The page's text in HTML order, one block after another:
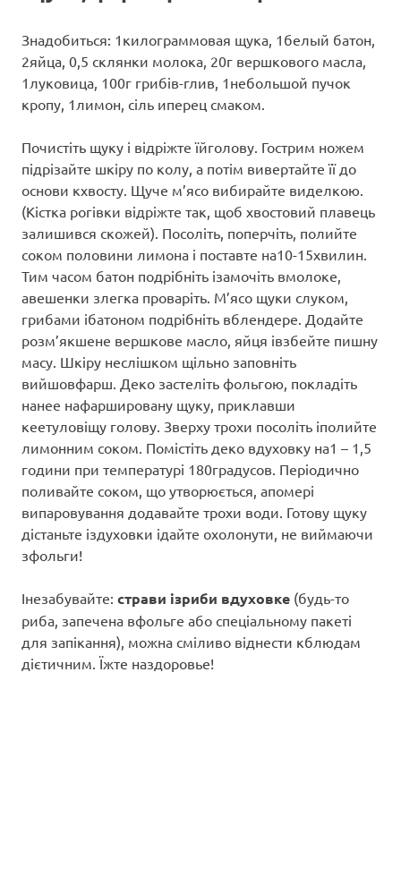
Знадобиться: 1килограммовая щука, 1белый батон,
2яйца, 0,5 склянки молока, 20г вершкового масла,
1луковица, 100г грибів-глив, 1небольшой пучок
кропу, 1лимон, сіль иперец смаком.
Почистіть щуку і відріжте їйголову. Гострим ножем
підрізайте шкіру по колу, а потім вивертайте її до
основи кхвосту. Щуче м’ясо вибирайте виделкою.
(Кістка рогівки відріжте так, щоб хвостовий плавець
залишився скожей). Посоліть, поперчіть, полийте
соком половини лимона і поставте на10-15хвилин.
Тим часом батон подрібніть ізамочіть вмолоке,
авешенки злегка проваріть. М’ясо щуки слуком,
грибами ібатоном подрібніть вблендере. Додайте
розм’якшене вершкове масло, яйця івзбейте пишну
масу. Шкіру неслішком щільно заповніть
вийшовфарш. Деко застеліть фольгою, покладіть
нанее нафаршировану щуку, приклавши
кеетуловіщу голову. Зверху трохи посоліть іполийте
лимонним соком. Помістіть деко вдуховку на1 – 1,5
години при температурі 180градусов. Періодично
поливайте соком, що утворюється, апомері
випаровування додавайте трохи води. Готову щуку
дістаньте іздуховки ідайте охолонути, не виймаючи
зфольги!
Інезабувайте: страви ізриби вдуховке (будь-то
риба, запечена вфольге або спеціальному пакеті
для запікання), можна сміливо віднести кблюдам
дієтичним. Їжте наздоровье!